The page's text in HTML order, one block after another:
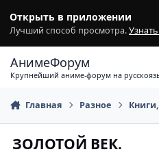
Открыть в приложении
Лучший способ просмотра.
АнимеФорум
Крупнейший аниме-форум на
Главная Разное
ЗОЛОТОЙ ВЕК.